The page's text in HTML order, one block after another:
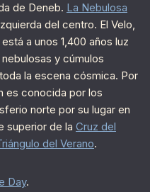
de Deneb. La Nebulosa
del centro. El Velo,
a unos 1,400 años luz
y cúmulos
la escena cósmica. Por
es conocida por los
norte por su lugar en
superior de la Cruz del
del Verano.
Day.